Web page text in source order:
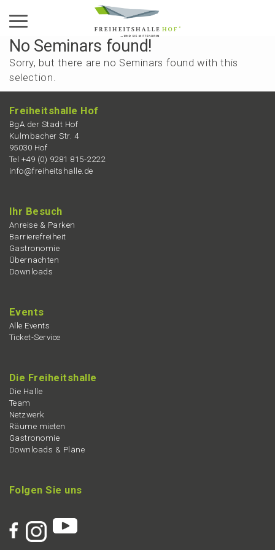
Aktiviere das Menü
No Seminars found!
Sorry, but there are no Seminars found with this
selection.
Freiheits­hal­le Hof
BgA der Stadt Hof
Kulmba­cher Str. 4
95030 Hof
Tel +49 (0) 9281 815‑2222
info@freiheitshalle.de
Ihr Besuch
Anrei­se & Parken
Barrie­re­frei­heit
Gastro­no­mie
Übernach­ten
Downloads
Events
Alle Events
Ticket-Service
Die Freiheits­hal­le
Die Halle
Team
Netzwerk
Räume mieten
Gastro­no­mie
Downloads & Pläne
Folgen Sie uns